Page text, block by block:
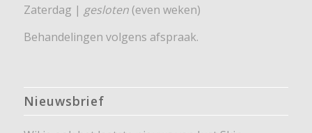
Zaterdag | gesloten(even weken)
Behandelingen volgens afspraak.
Nieuwsbrief